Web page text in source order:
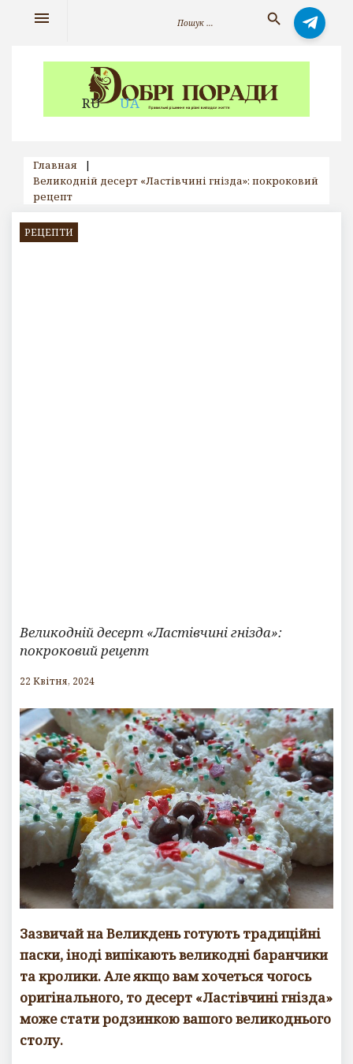
RU UA
search
menu
Главная
|
Великодній десерт «Ластівчині гнізда»: покроковий
рецепт
РЕЦЕПТИ
Великодній десерт «Ластівчині гнізда»:
покроковий рецепт
22 Квітня, 2024
Зазвичай на Великдень готують традиційні
паски, іноді випікають великодні баранчики
та кролики. Але якщо вам хочеться чогось
оригінального, то десерт «Ластівчині гнізда»
може стати родзинкою вашого великоднього
столу.